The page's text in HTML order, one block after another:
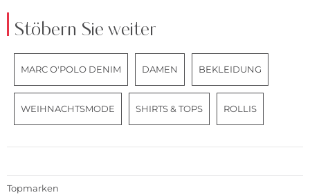
Stöbern Sie weiter
MARC O'POLO DENIM DAMEN BEKLEIDUNG
WEIHNACHTSMODE SHIRTS & TOPS ROLLIS
Topmarken